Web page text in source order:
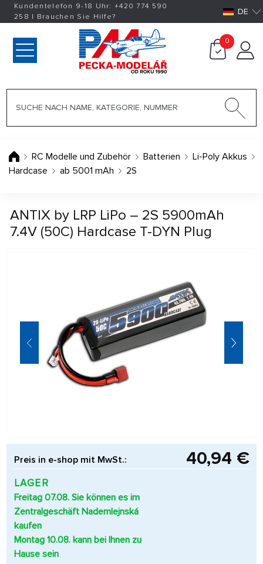
Kundentelefon 9-18 Uhr: +420774 590
258 | Brauchen Sie Hilfe? DE
0
RC Modelle und Zubehör Batterien
Li-Poly Akkus
Hardcase
ab 5001 mAh 2S
ANTIX by LRP LiPo – 2S 5900mAh
7.4V (50C) Hardcase T-DYN Plug
Preis in e-shop mit MwSt.: 40,94 €
LAGER
Freitag 07.08. Sie können es im
Zentralgeschäft Nademlejnská
kaufen
Montag 10.08. kann bei Ihnen zu
Hause sein